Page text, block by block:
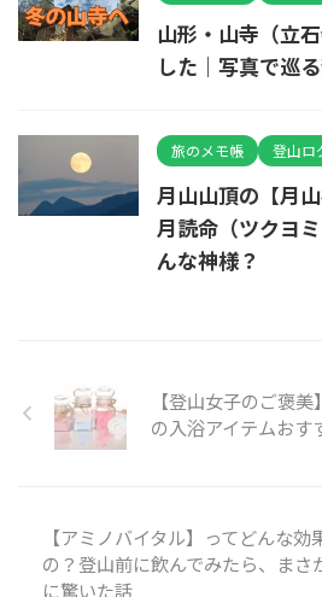
山形・山寺（立
した｜写真で巡
旅のメモ帳 登山ロ
月山山頂の【月
月読命（ツクヨ
んな神様？
【登山女子のご褒
の入浴アイテムおす
【アミノバイタル】ってどんな効
の？登山前に飲んでみたら、まさ
に驚いた話